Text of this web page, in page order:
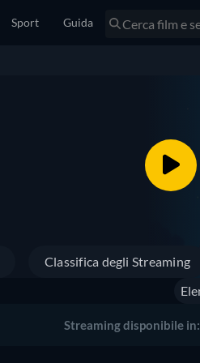
Sport Guida
Classifica degli Streaming
Streaming disponibile in: